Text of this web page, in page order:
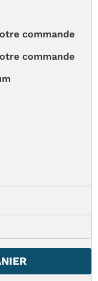
commande
commande